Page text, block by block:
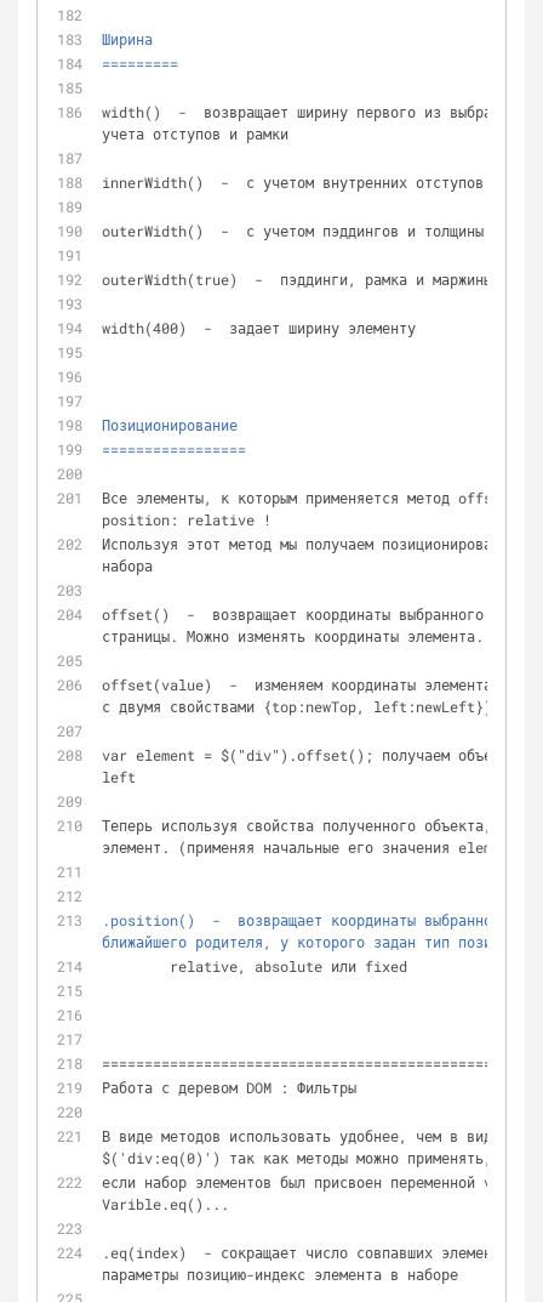
Ширина
=========
width()  -  возвращает ширину первого из выбранных
учета отступов и рамки
innerWidth()  -  с учетом внутренних отступов
outerWidth()  -  с учетом пэддингов и толщины рамки
outerWidth(true)  -  пэддинги, рамка и маржины
width(400)  -  задает ширину элементу
Позиционирование
=================
Все элементы, к которым применяется метод offset()
position: relative !
Используя этот метод мы получаем позиционирование
набора
offset()  -  возвращает координаты выбранного
страницы. Можно изменять координаты элемента.
offset(value)  -  изменяем координаты элемента
с двумя свойствами {top:newTop, left:newLeft})
var element = $("div").offset(); получаем объект с
left
Теперь используя свойства полученного объекта,
элемент. (применяя начальные его значения
.position()  -  возвращает координаты выбранного
ближайшего родителя, у которого задан тип
	relative, absolute или fixed
Работа с деревом DOM : Фильтры
В виде методов использовать удобнее, чем в виде
$('div:eq(0)') так как методы можно применять,
если набор элементов был присвоен переменной var
Varible.eq()...
.eq(index)  - сокращает число совпавших элементов
параметры позицию-индекс элемента в наборе